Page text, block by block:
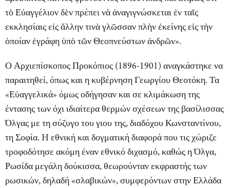
τὸ Εὐαγγέλιον δὲν πρέπει νὰ ἀναγιγνώσκεται ἐν ταῖς
εκκλησίαις εἰς ἄλλην τινὰ γλῶσσαν πλὴν ἐκείνης εἰς τὴν
ὁποίαν ἐγράφη ὑπὸ τῶν Θεοπνεύστων ἀνδρῶν».
Ο Αρχιεπίσκοπος Προκόπιος (1896-1901) αναγκάστηκε να
παραιτηθεί, όπως και η κυβέρνηση Γεωργίου Θεοτόκη. Τα
«Εὐαγγελικά» όμως οδήγησαν και σε κλιμάκωση της
έντασης των όχι ιδιαίτερα θερμών σχέσεων της βασίλισσας
Όλγας με τη σύζυγο του γιου της, διαδόχου Κωνσταντίνου,
τη Σοφία. H εθνική και δογματική διαφορά που τις χώριζε
τροφοδότησε ακόμη έναν εθνικό διχασμό, καθώς η Όλγα,
Ρωσίδα μεγάλη δούκισσα, θεωρούνταν εκφραστής των
ρωσικών, δηλαδή «σλαβικών», συμφερόντων στην Ελλάδα